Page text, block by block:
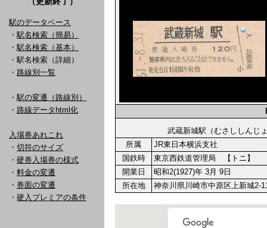
駅のデータベース
・ 駅名検索（簡易）
・ 駅名検索（基本）
・駅名検索（詳細）
・ 路線別一覧
・ 駅の変遷（路線別）
・ 路線データhtml化
入場券あれこれ
・ 切符のサイズ
・ 硬券入場券の様式
・ 料金の変遷
・ 券面の変遷
・ 硬入プレミアの条件
武蔵新城駅（むさししん
所属
JR東日本横浜支社
国鉄時
東京西鉄道管理局 【トニ】
開業日
昭和2(1927)年 3月 9日
所在地
神奈川県川崎市中原区上新城2-